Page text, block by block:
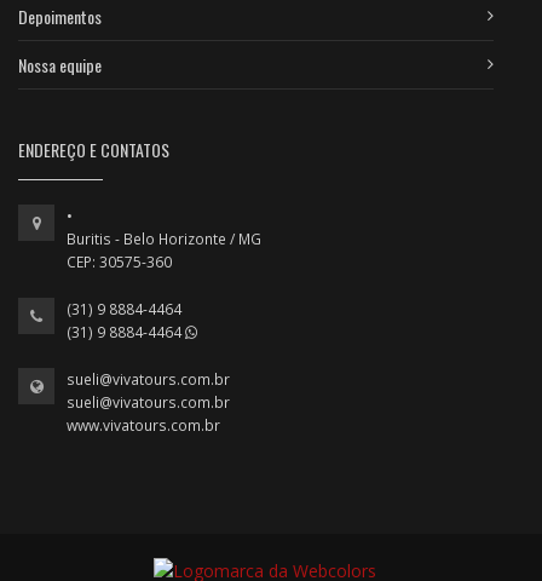
Depoimentos
Nossa equipe
ENDEREÇO E CONTATOS
•
Buritis - Belo Horizonte / MG
CEP: 30575-360
(31) 9 8884-4464
(31) 9 8884-4464
sueli@vivatours.com.br
sueli@vivatours.com.br
www.vivatours.com.br